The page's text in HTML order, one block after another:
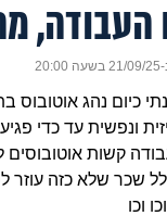
כיום נהג אוטובוס
פיזית ונפשית עד כדי
קשות אוטובוסים
שכר שלא כזה עוזר
וכו